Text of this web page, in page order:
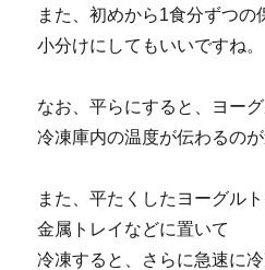
また、初めから1食分ずつの
小分けにしてもいいですね。
なお、平らにすると、ヨー
冷凍庫内の温度が伝わるのが
また、平たくしたヨーグル
金属トレイなどに置いて
冷凍すると、さらに急速に